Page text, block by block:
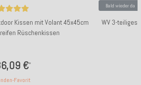
Kissen mit Volant 45x45cm
Rüschenkissen
€*
Favorit
Bald wieder da
WV 3-teiliges